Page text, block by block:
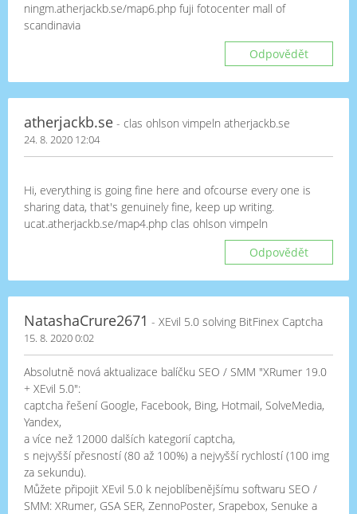
ningm.atherjackb.se/map6.php fuji fotocenter mall of
scandinavia
Odpovědět
atherjackb.se - clas ohlson vimpeln atherjackb.se
24. 8. 2020 12:04
Hi, everything is going fine here and ofcourse every one is
sharing data, that's genuinely fine, keep up writing.
ucat.atherjackb.se/map4.php clas ohlson vimpeln
Odpovědět
NatashaCrure2671 - XEvil 5.0 solving BitFinex Captcha
15. 8. 2020 0:02
Absolutně nová aktualizace balíčku SEO / SMM "XRumer 19.0
+ XEvil 5.0":
captcha řešení Google, Facebook, Bing, Hotmail, SolveMedia,
Yandex,
a více než 12000 dalších kategorií captcha,
s nejvyšší přesností (80 až 100%) a nejvyšší rychlostí (100 img
za sekundu).
Můžete připojit XEvil 5.0 k nejoblíbenějšímu softwaru SEO /
SMM: XRumer, GSA SER, ZennoPoster, Srapebox, Senuke a